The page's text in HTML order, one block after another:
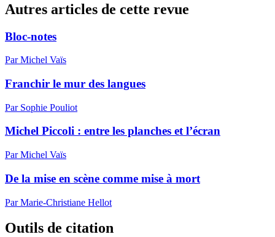
Autres articles de cette revue
Bloc-notes
Par Michel Vaïs
Franchir le mur des langues
Par Sophie Pouliot
Michel Piccoli : entre les planches et l’écran
Par Michel Vaïs
De la mise en scène comme mise à mort
Par Marie-Christiane Hellot
Outils de citation